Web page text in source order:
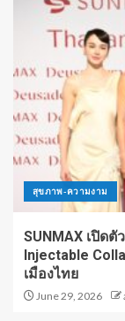
สุขภาพ-ความงาม
SUNMAX เปิดตั
Injectable
เมืองไทย
June 29, 2026